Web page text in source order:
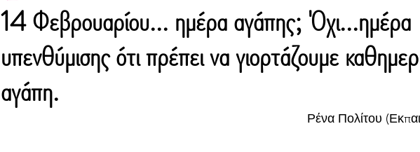
14 Φεβρουαρίου... ημέρα αγάπης; Όχι...ημέρα
υπενθύμισης ότι πρέπει να γιορτάζουμε
αγάπη.
Ρένα Πολίτου